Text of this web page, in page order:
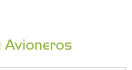
Avioneros